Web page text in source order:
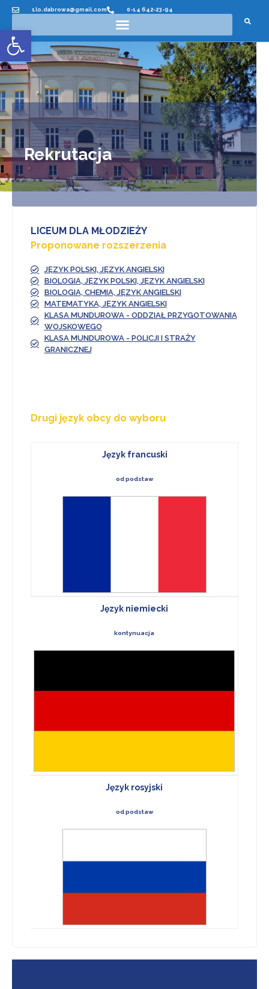
Otwórz pasek narzędzi
1lo.dabrowa@gmail.com 0-14 642-23-94
Rekrutacja
LICEUM DLA MŁODZIEŻY
Proponowane rozszerzenia
JĘZYK POLSKI, JĘZYK ANGIELSKI
BIOLOGIA, JĘZYK POLSKI, JĘZYK ANGIELSKI
BIOLOGIA, CHEMIA, JĘZYK ANGIELSKI
MATEMATYKA, JĘZYK ANGIELSKI
KLASA MUNDUROWA - ODDZIAŁ PRZYGOTOWANIA
WOJSKOWEGO
KLASA MUNDUROWA - POLICJI I STRAŻY
GRANICZNEJ
Drugi język obcy do wyboru
Język francuski
od podstaw
Język niemiecki
kontynuacja
Język rosyjski
od podstaw